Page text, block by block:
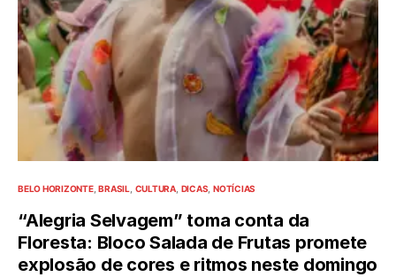
BELO HORIZONTE BRASIL CULTURA DICAS NOTÍCIAS
“Alegria Selvagem” toma conta da
Floresta: Bloco Salada de Frutas promete
explosão de cores e ritmos neste domingo